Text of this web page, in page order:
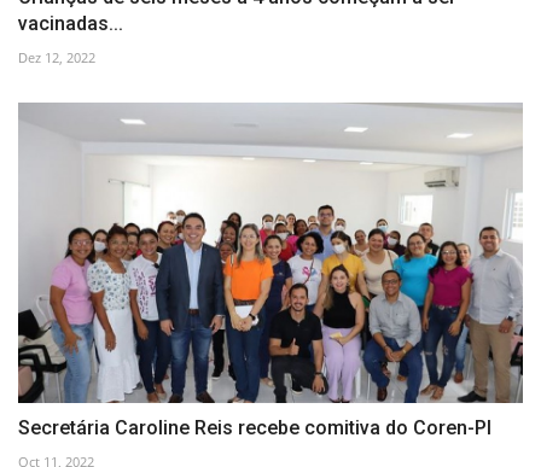
vacinadas...
Dez 12, 2022
Secretária Caroline Reis recebe comitiva do Coren-PI
Oct 11, 2022